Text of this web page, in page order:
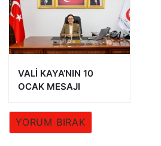
VALİ KAYA’NIN 10
OCAK MESAJI
YORUM BIRAK